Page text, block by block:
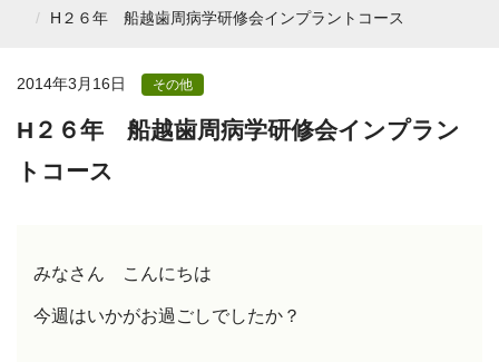
H２６年 船越歯周病学研修会インプラントコース
2014年3月16日 その他
H２６年 船越歯周病学研修会インプラン
トコース
みなさん こんにちは
今週はいかがお過ごしでしたか？